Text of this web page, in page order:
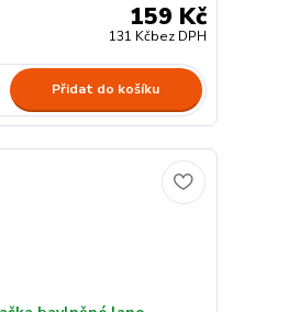
159 Kč
131 Kčbez DPH
Přidat do košíku